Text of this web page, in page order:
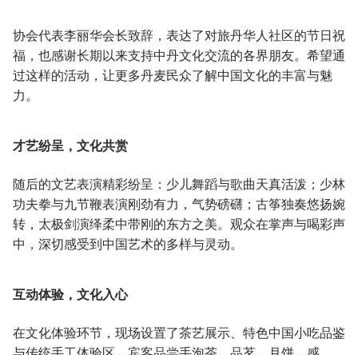
协会代表李丽华会长致辞，表达了对旅丹华人社区的节日祝
福，也感谢长期以来支持中丹文化交流的各界朋友。希望通
过这样的活动，让更多丹麦民众了解中国文化的丰富与魅
力。
才艺纷呈，文化共赏
随后的文艺表演精彩纷呈：少儿舞蹈与歌曲天真活泼；少林
功夫拳与九节鞭表演刚劲有力，气势磅礴；古筝独奏悠扬婉
转，太极剑演绎柔中带刚的东方之美。观众在掌声与喝彩声
中，深切感受到中国艺术的多样与灵动。
互动体验，文化入心
在文化体验环节，现场设置了茶艺展示、特色中国小吃品鉴